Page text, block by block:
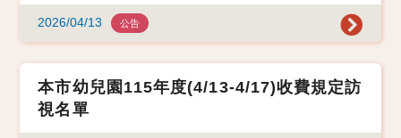
2026/04/13 公告
本市幼兒園115年度(4/13-4/17)收費規定訪
視名單